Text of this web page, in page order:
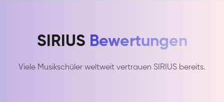
SIRIUS Bewertungen
Viele Musikschüler weltweit vertrauen SIRIUS bereits.